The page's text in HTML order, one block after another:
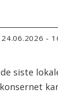
24.06.2026 -
siste